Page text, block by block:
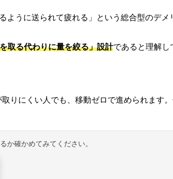
ように送られて疲れる」という総合型のデメ
取る代わりに量を絞る」設計であると理解し
りにくい人でも、移動ゼロで進められます
か確かめてみてください。